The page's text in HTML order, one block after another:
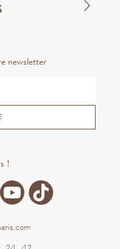
newsletter
!